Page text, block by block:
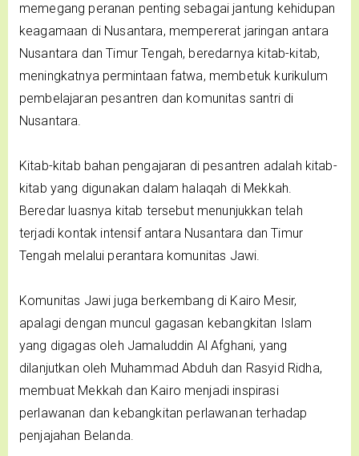
memegang peranan penting sebagai jantung kehidupan
keagamaan di Nusantara, mempererat jaringan antara
Nusantara dan Timur Tengah, beredarnya kitab-kitab,
meningkatnya permintaan fatwa, membetuk kurikulum
pembelajaran pesantren dan komunitas santri di
Nusantara.
Kitab-kitab bahan pengajaran di pesantren adalah kitab-
kitab yang digunakan dalam halaqah di Mekkah.
Beredar luasnya kitab tersebut menunjukkan telah
terjadi kontak intensif antara Nusantara dan Timur
Tengah melalui perantara komunitas Jawi.
Komunitas Jawi juga berkembang di Kairo Mesir,
apalagi dengan muncul gagasan kebangkitan Islam
yang digagas oleh Jamaluddin Al Afghani, yang
dilanjutkan oleh Muhammad Abduh dan Rasyid Ridha,
membuat Mekkah dan Kairo menjadi inspirasi
perlawanan dan kebangkitan perlawanan terhadap
penjajahan Belanda.